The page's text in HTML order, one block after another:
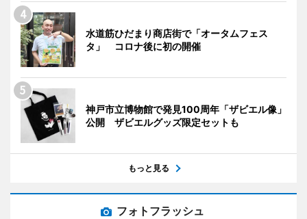
水道筋ひだまり商店街で「オータムフェス
タ」 コロナ後に初の開催
神戸市立博物館で発見100周年「ザビエル像」
公開 ザビエルグッズ限定セットも
もっと見る
フォトフラッシュ